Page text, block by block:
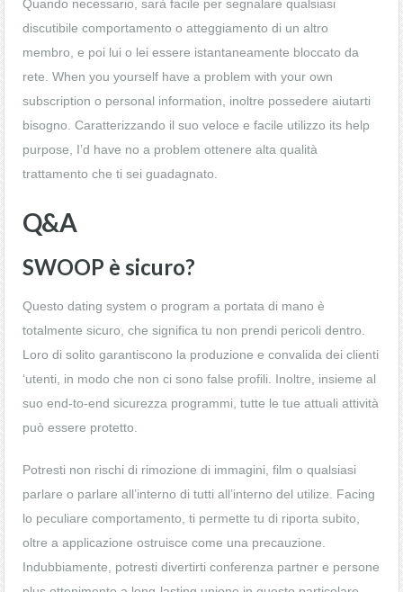
Quando necessario, sarà facile per segnalare qualsiasi
discutibile comportamento o atteggiamento di un altro
membro, e poi lui o lei essere istantaneamente bloccato da
rete. When you yourself have a problem with your own
subscription o personal information, inoltre possedere aiutarti
bisogno. Caratterizzando il suo veloce e facile utilizzo its help
purpose, I’d have no a problem ottenere alta qualità
trattamento che ti sei guadagnato.
Q&A
SWOOP è sicuro?
Questo dating system o program a portata di mano è
totalmente sicuro, che significa tu non prendi pericoli dentro.
Loro di solito garantiscono la produzione e convalida dei clienti
‘utenti, in modo che non ci sono false profili. Inoltre, insieme al
suo end-to-end sicurezza programmi, tutte le tue attuali attività
può essere protetto.
Potresti non rischi di rimozione di immagini, film o qualsiasi
parlare o parlare all’interno di tutti all’interno del utilize. Facing
lo peculiare comportamento, ti permette tu di riporta subito,
oltre a applicazione ostruisce come una precauzione.
Indubbiamente, potresti divertirti conferenza partner e persone